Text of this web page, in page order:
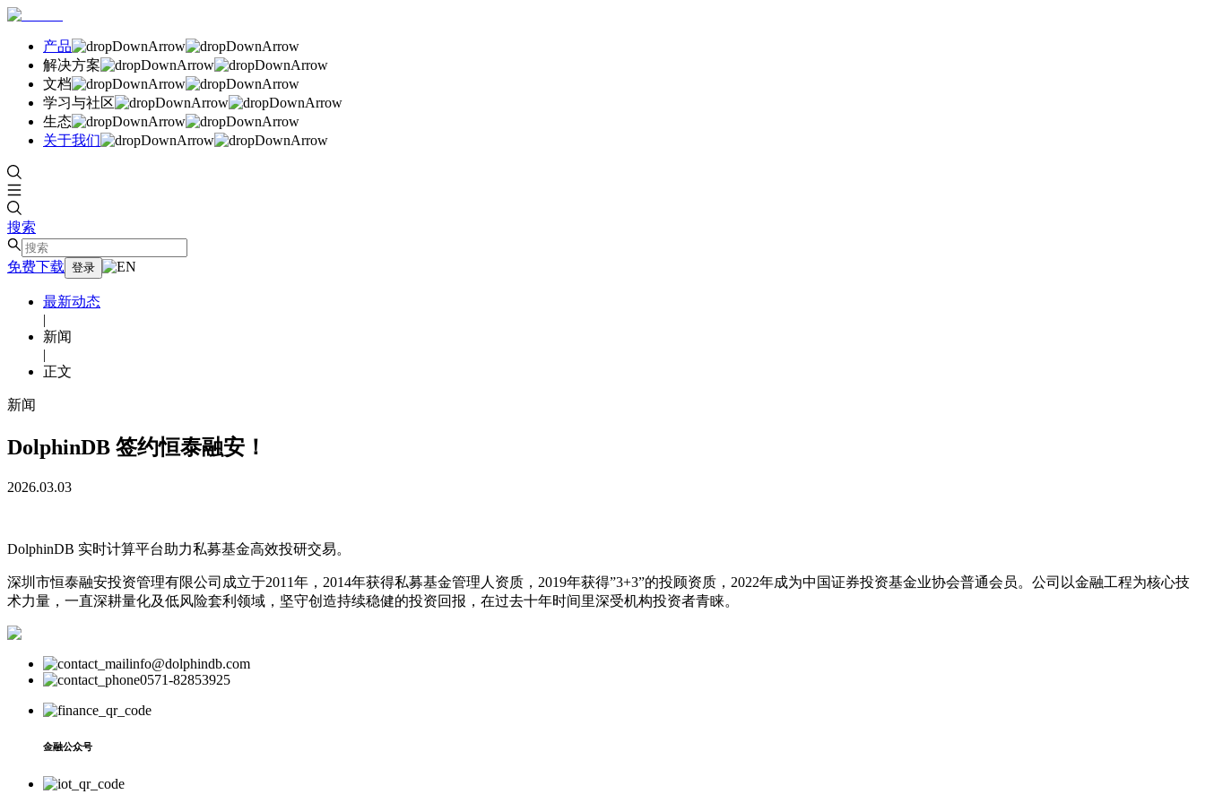
产品
解决方案
文档
学习与社区
生态
关于我们
搜索
免费下载 登录
最新动态
|
新闻
|
正文
新闻
DolphinDB 签约恒泰融安！
2026.03.03
DolphinDB 实时计算平台助力私募基金高效投研交易。
深圳市恒泰融安投资管理有限公司成立于2011年，2014年获得私募基金管理人资质，2019年获得”3+3”的投顾资质，2022年成为中国证券投资基金业协会普通会员。公司以金融工程为核心技
术力量，一直深耕量化及低风险套利领域，坚守创造持续稳健的投资回报，在过去十年时间里深受机构投资者青睐。
info@dolphindb.com
0571-82853925
金融公众号